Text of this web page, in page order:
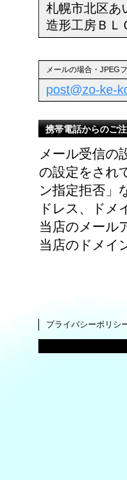
札幌市北区あ
造形工房ＢＬ
メールの場合・JPEG
post@zo-ke-
携帯電話からのご
メール受信の
の設定をされ
ン指定拒否」
ドレス、ドメ
当店のメール
当店のドメ
プライバシーポリシ